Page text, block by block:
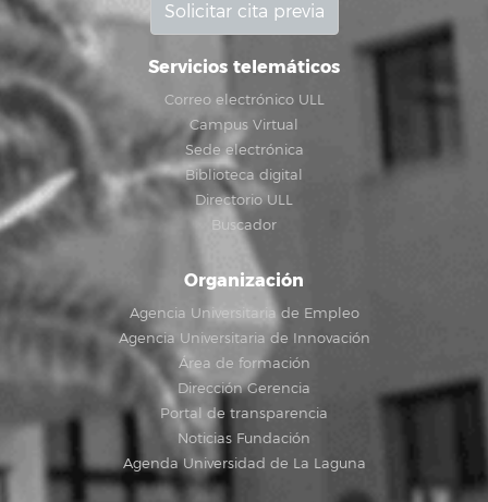
Solicitar cita previa
Servicios telemáticos
Correo electrónico ULL
Campus Virtual
Sede electrónica
Biblioteca digital
Directorio ULL
Buscador
Organización
Agencia Universitaria de Empleo
Agencia Universitaria de Innovación
Área de formación
Dirección Gerencia
Portal de transparencia
Noticias Fundación
Agenda Universidad de La Laguna